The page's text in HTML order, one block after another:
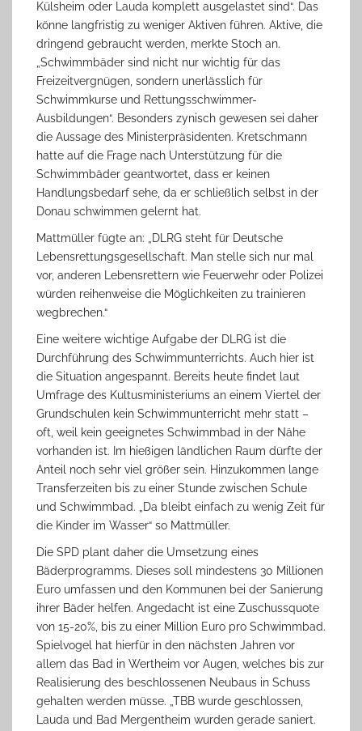
Külsheim oder Lauda komplett ausgelastet sind“. Das
könne langfristig zu weniger Aktiven führen. Aktive, die
dringend gebraucht werden, merkte Stoch an.
„Schwimmbäder sind nicht nur wichtig für das
Freizeitvergnügen, sondern unerlässlich für
Schwimmkurse und Rettungsschwimmer-
Ausbildungen“. Besonders zynisch gewesen sei daher
die Aussage des Ministerpräsidenten. Kretschmann
hatte auf die Frage nach Unterstützung für die
Schwimmbäder geantwortet, dass er keinen
Handlungsbedarf sehe, da er schließlich selbst in der
Donau schwimmen gelernt hat.
Mattmüller fügte an: „DLRG steht für Deutsche
Lebensrettungsgesellschaft. Man stelle sich nur mal
vor, anderen Lebensrettern wie Feuerwehr oder Polizei
würden reihenweise die Möglichkeiten zu trainieren
wegbrechen.“
Eine weitere wichtige Aufgabe der DLRG ist die
Durchführung des Schwimmunterrichts. Auch hier ist
die Situation angespannt. Bereits heute findet laut
Umfrage des Kultusministeriums an einem Viertel der
Grundschulen kein Schwimmunterricht mehr statt –
oft, weil kein geeignetes Schwimmbad in der Nähe
vorhanden ist. Im hießigen ländlichen Raum dürfte der
Anteil noch sehr viel größer sein. Hinzukommen lange
Transferzeiten bis zu einer Stunde zwischen Schule
und Schwimmbad. „Da bleibt einfach zu wenig Zeit für
die Kinder im Wasser“ so Mattmüller.
Die SPD plant daher die Umsetzung eines
Bäderprogramms. Dieses soll mindestens 30 Millionen
Euro umfassen und den Kommunen bei der Sanierung
ihrer Bäder helfen. Angedacht ist eine Zuschussquote
von 15-20%, bis zu einer Million Euro pro Schwimmbad.
Spielvogel hat hierfür in den nächsten Jahren vor
allem das Bad in Wertheim vor Augen, welches bis zur
Realisierung des beschlossenen Neubaus in Schuss
gehalten werden müsse. „TBB wurde geschlossen,
Lauda und Bad Mergentheim wurden gerade saniert.